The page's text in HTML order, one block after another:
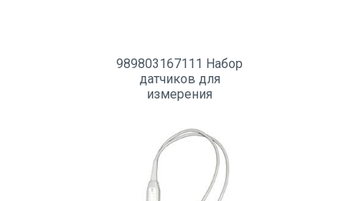
989803167111 Набор
датчиков для
измерения